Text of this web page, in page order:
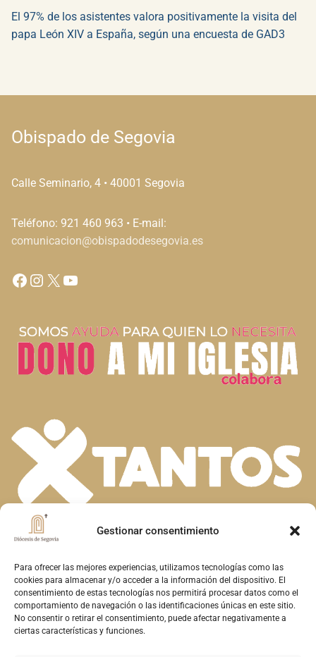
Gestionar consentimiento
Para ofrecer las mejores experiencias, utilizamos tecnologías como las
cookies para almacenar y/o acceder a la información del dispositivo. El
consentimiento de estas tecnologías nos permitirá procesar datos como el
comportamiento de navegación o las identificaciones únicas en este sitio.
No consentir o retirar el consentimiento, puede afectar negativamente a
ciertas características y funciones.
El 97% de los asistentes valora positivamente la visita del
papa León XIV a España, según una encuesta de GAD3
Obispado de Segovia
Calle Seminario, 4 • 40001 Segovia
Teléfono: 921 460 963 • E-mail:
comunicacion@obispadodesegovia.es
En la diversidad de dones que el Espíritu
Santo concede a la Iglesia, descubrimos la
riqueza de nuestra fe. Unidos en la oración y
el servicio, construimos juntos el Reino de
Dios en Segovia, reflejando el amor y la